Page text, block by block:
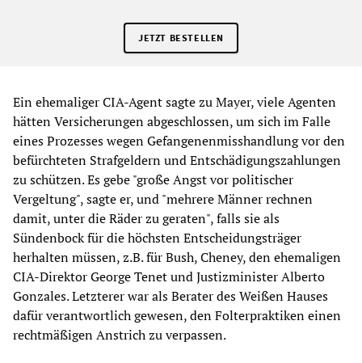
JETZT BESTELLEN
Ein ehemaliger CIA-Agent sagte zu Mayer, viele Agenten
hätten Versicherungen abgeschlossen, um sich im Falle
eines Prozesses wegen Gefangenenmisshandlung vor den
befürchteten Strafgeldern und Entschädigungszahlungen
zu schützen. Es gebe "große Angst vor politischer
Vergeltung", sagte er, und "mehrere Männer rechnen
damit, unter die Räder zu geraten", falls sie als
Sündenbock für die höchsten Entscheidungsträger
herhalten müssen, z.B. für Bush, Cheney, den ehemaligen
CIA-Direktor George Tenet und Justizminister Alberto
Gonzales. Letzterer war als Berater des Weißen Hauses
dafür verantwortlich gewesen, den Folterpraktiken einen
rechtmäßigen Anstrich zu verpassen.